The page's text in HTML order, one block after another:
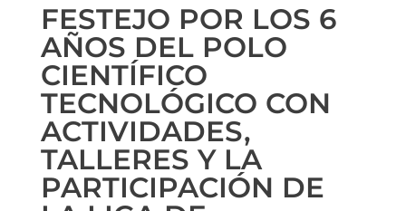
FESTEJO POR LOS 6
AÑOS DEL POLO
CIENTÍFICO
TECNOLÓGICO CON
ACTIVIDADES,
TALLERES Y LA
PARTICIPACIÓN DE